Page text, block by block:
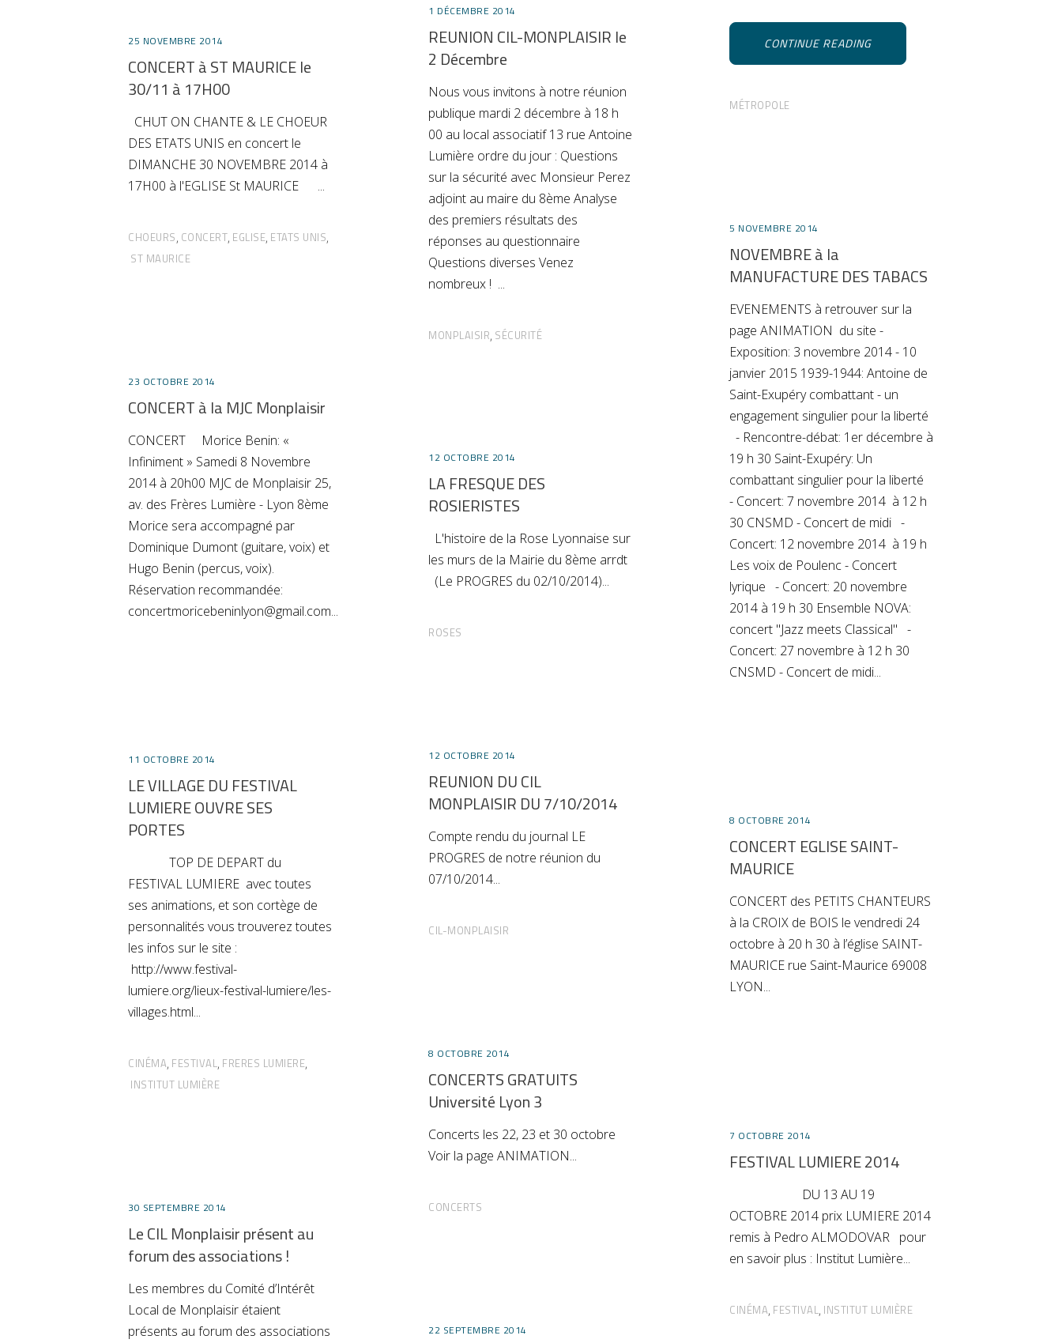
CONTINUE READING
MÉTROPOLE
1 DÉCEMBRE 2014
REUNION CIL-MONPLAISIR le
2 Décembre
Nous vous invitons à notre réunion
publique mardi 2 décembre à 18 h
00 au local associatif 13 rue Antoine
Lumière ordre du jour : Questions
sur la sécurité avec Monsieur Perez
adjoint au maire du 8ème Analyse
des premiers résultats des
réponses au questionnaire
Questions diverses Venez
nombreux !
MONPLAISIR, SÉCURITÉ
25 NOVEMBRE 2014
CONCERT à ST MAURICE le
30/11 à 17H00
CHUT ON CHANTE & LE CHOEUR
DES ETATS UNIS en concert le
DIMANCHE 30 NOVEMBRE 2014 à
17H00 à l'EGLISE St MAURICE
CHOEURS, CONCERT, EGLISE, ETATS UNIS,
ST MAURICE
5 NOVEMBRE 2014
NOVEMBRE à la
MANUFACTURE DES TABACS
EVENEMENTS à retrouver sur la
page ANIMATION du site -
Exposition: 3 novembre 2014 - 10
janvier 2015 1939-1944: Antoine de
Saint-Exupéry combattant - un
engagement singulier pour la liberté
- Rencontre-débat: 1er décembre à
19 h 30 Saint-Exupéry: Un
combattant singulier pour la liberté
- Concert: 7 novembre 2014 à 12 h
30 CNSMD - Concert de midi -
Concert: 12 novembre 2014 à 19 h
Les voix de Poulenc - Concert
lyrique - Concert: 20 novembre
2014 à 19 h 30 Ensemble NOVA:
concert "Jazz meets Classical" -
Concert: 27 novembre à 12 h 30
CNSMD - Concert de midi
23 OCTOBRE 2014
CONCERT à la MJC Monplaisir
CONCERT Morice Benin: «
Infiniment » Samedi 8 Novembre
2014 à 20h00 MJC de Monplaisir 25,
av. des Frères Lumière - Lyon 8ème
Morice sera accompagné par
Dominique Dumont (guitare, voix) et
Hugo Benin (percus, voix).
Réservation recommandée:
concertmoricebeninlyon@gmail.com
12 OCTOBRE 2014
LA FRESQUE DES
ROSIERISTES
L'histoire de la Rose Lyonnaise sur
les murs de la Mairie du 8ème arrdt
(Le PROGRES du 02/10/2014)
ROSES
12 OCTOBRE 2014
REUNION DU CIL
MONPLAISIR DU 7/10/2014
Compte rendu du journal LE
PROGRES de notre réunion du
07/10/2014
CIL-MONPLAISIR
11 OCTOBRE 2014
LE VILLAGE DU FESTIVAL
LUMIERE OUVRE SES
PORTES
TOP DE DEPART du
FESTIVAL LUMIERE avec toutes
ses animations, et son cortège de
personnalités vous trouverez toutes
les infos sur le site :
http://www.festival-
lumiere.org/lieux-festival-lumiere/les-
villages.html
CINÉMA, FESTIVAL, FRERES LUMIERE,
INSTITUT LUMIÈRE
8 OCTOBRE 2014
CONCERT EGLISE SAINT-
MAURICE
CONCERT des PETITS CHANTEURS
à la CROIX de BOIS le vendredi 24
octobre à 20 h 30 à l’église SAINT-
MAURICE rue Saint-Maurice 69008
LYON
8 OCTOBRE 2014
CONCERTS GRATUITS
Université Lyon 3
Concerts les 22, 23 et 30 octobre
Voir la page ANIMATION
CONCERTS
7 OCTOBRE 2014
FESTIVAL LUMIERE 2014
DU 13 AU 19
OCTOBRE 2014 prix LUMIERE 2014
remis à Pedro ALMODOVAR pour
en savoir plus : Institut Lumière
CINÉMA, FESTIVAL, INSTITUT LUMIÈRE
30 SEPTEMBRE 2014
Le CIL Monplaisir présent au
forum des associations !
Les membres du Comité d’Intérêt
Local de Monplaisir étaient
présents au forum des associations
22 SEPTEMBRE 2014